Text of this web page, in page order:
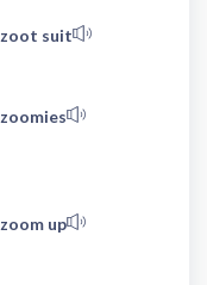
zoot suit
zoomies
zoom up